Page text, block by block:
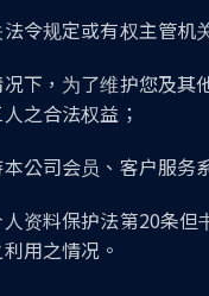
令规定或有权主管机
下，为了维护您及其
之合法权益；
公司会员、客户服务
资料保护法第20条但
用之情况。